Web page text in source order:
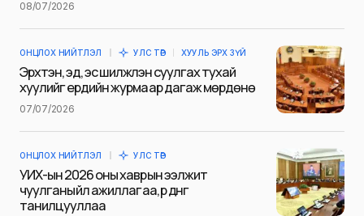
Сэтгэгдэл*
08/07/2026
ОНЦЛОХ НИЙТЛЭЛ УЛС ТӨР ХУУЛЬ ЭРХ ЗҮЙ
Эрхтэн, эд, эс шилжүүлэн суулгах тухай
хуулийг ердийн журмаар дагаж мөрдөнө
07/07/2026
ОНЦЛОХ НИЙТЛЭЛ УЛС ТӨР
УИХ-ын 2026 оны хаврын ээлжит
чуулганы үйл ажиллагаа, үр дүнг
танилцууллаа